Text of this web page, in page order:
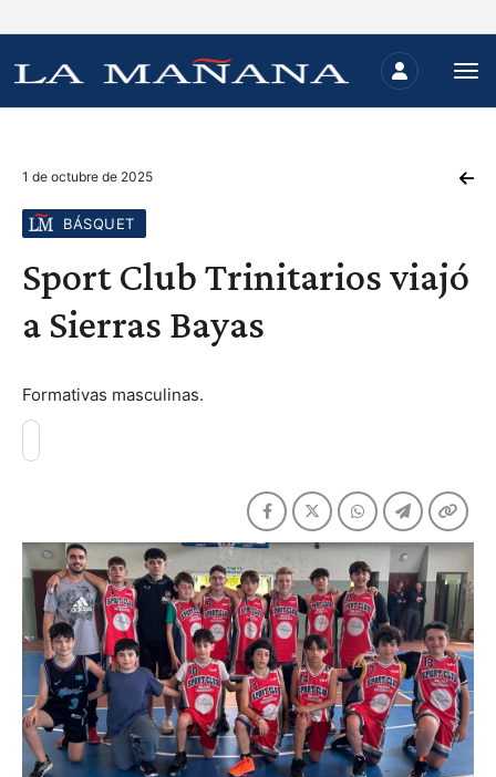
1 de octubre de 2025
BÁSQUET
Sport Club Trinitarios viajó
a Sierras Bayas
Formativas masculinas.